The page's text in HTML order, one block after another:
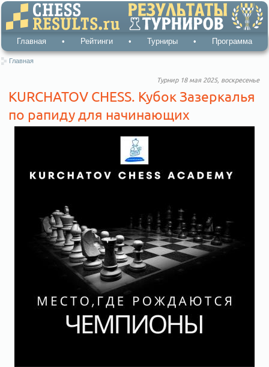
Главная • Рейтинги • Турниры • Программа
Главная
Турнир 18 мая 2025, воскресенье
KURCHATOV CHESS. Кубок Зазеркалья
по рапиду для начинающих